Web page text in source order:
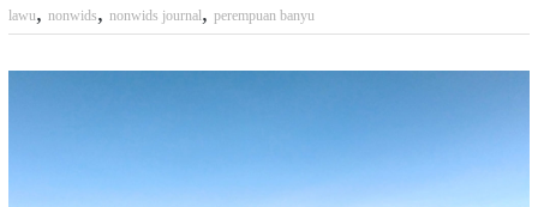
lawu, nonwids, nonwids journal, perempuan banyu